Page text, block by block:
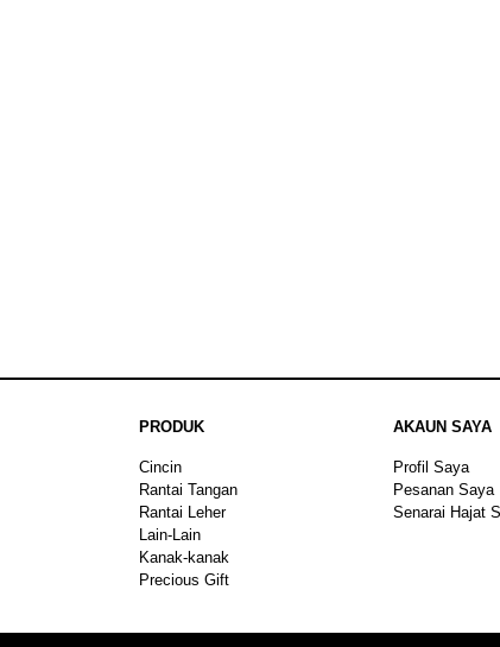
PRODUK
Cincin
Rantai Tangan
Rantai Leher
Lain-Lain
Kanak-kanak
Precious Gift
AKAUN SAYA
Profil Saya
Pesanan Saya
Senarai Hajat